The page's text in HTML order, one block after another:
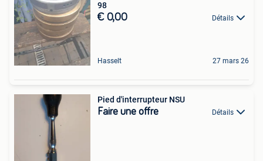
98
€ 0,00 Détails
Hasselt 27 mars 26
Pied d'interrupteur NSU
Faire une offre Détails